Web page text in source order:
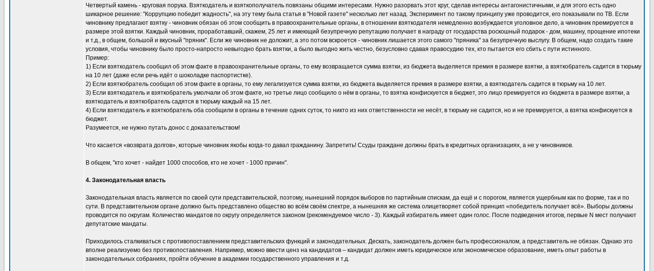
Четвертый камень - круговая порука. Взяткодатель и взяткополучатель повязаны общими интересами. Нужно разорвать этот круг, сделав интересы антагонистичными, и для этого есть одно
шикарное решение: "Коррупцию победит жадность", на эту тему была статья в "Новой газете" несколько лет назад. Эксперимент по такому принципу уже проводится, его показывали по ТВ. Если
чиновнику предлагают взятку - чиновник обязан об этом сообщить в правоохранительные органы, в отношении взяткодателя немедленно возбуждается уголовное дело, а чиновник премируется в
размере этой взятки. Каждый чиновник, проработавший, скажем, 25 лет и имеющий безупречную репутацию получает в награду от государства роскошный подарок - дом, машину, прощение ипотеки
и т.д., в общем, большой и вкусный "пряник". Если же чиновник не доложит, а это потом вскроется - чиновник лишается этого самого "пряника" за безупречную выслугу. В общем, надо создать такие
условия, чтобы чиновнику было просто-напросто невыгодно брать взятки, а было выгодно жить честно, безусловно сдавая правосудию тех, кто пытается его сбить с пути истинного.
Пример:
1) Если взяткодатель сообщил об этом факте в правоохранительные органы, то ему возвращается сумма взятки, из бюджета выделяется премия в размере взятки, а взяткобратель садится в тюрьму
на 10 лет (даже если речь идёт о шоколадке паспортистке).
2) Если взяткобратель сообщил об этом факте в органы, то ему легализуется сумма взятки, из бюджета выделяется премия в размере взятки, а взяткодатель садится в тюрьму на 10 лет.
3) Если взяткодатель и взяткобратель умолчали об этом факте, но третье лицо сообщило о нём в органы, то взятка конфискуется в бюджет, это лицо премируется из бюджета в размере взятки, а
взяткодатель и взяткобратель садятся в тюрьму каждый на 15 лет.
4) Если взяткодатель и взяткобратель оба сообщили в органы в течение одних суток, то никто из них ответственности не несёт, в тюрьму не садится, но и не премируется, а взятка конфискуется в
бюджет.
Разумеется, не нужно путать донос с доказательством!
Что касается «возврата долгов», которые чиновник якобы когда-то давал гражданину. Запретить! Ссуды граждане должны брать в кредитных организациях, а не у чиновников.
В общем, "кто хочет - найдет 1000 способов, кто не хочет - 1000 причин".
4. Законодательная власть
Законодательная власть является по своей сути представительской, поэтому, нынешний порядок выборов по партийным спискам, да ещё и с порогом, является ущербным как по форме, так и по
сути. В представительном органе должно быть представлено общество во всём своём спектре, а нынешняя же система олицетворяет собой принцип «победитель получает всё». Выборы должны
проводится по округам. Количество мандатов по округу определяется законом (рекомендуемое число - 3). Каждый избиратель имеет один голос. После подведения итогов, первые N мест получают
депутатские мандаты.
Приходилось сталкиваться с противопоставлением представительских функций и законодательных. Дескать, законодатель должен быть профессионалом, а представитель не обязан. Однако это
вполне реализуемо без противопоставления. Например, можно ввести ценз на кандидатов – кандидат должен иметь юридическое или экономическое образование, иметь опыт работы в
законодательных собраниях, пройти обучение в академии государственного управления и т.д.